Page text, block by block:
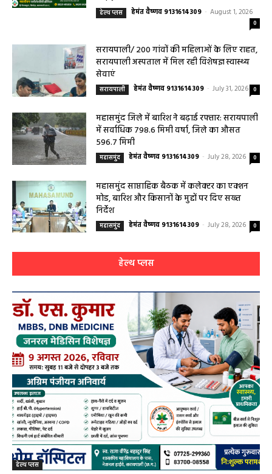
हेल्थ प्लस हेमंत वैष्णव 9131614309 August 1, 2026
0
सरायपाली/ 200 गांवों की महिलाओं के लिए राहत,
सरायपाली अस्पताल में मिल रही विशेषज्ञ स्वास्थ्य
सेवाएं
सरायपाली हेमंत वैष्णव 9131614309 July 31, 2026 0
महासमुंद जिले में बारिश ने बढ़ाई रफ्तार: सरायपाली
में सर्वाधिक 798.6 मिमी वर्षा, जिले का औसत
596.7 मिमी
महासमुंद हेमंत वैष्णव 9131614309 July 28, 2026 0
महासमुंद साप्ताहिक बैठक में कलेक्टर का एक्शन
मोड, बारिश और किसानों के मुद्दों पर दिए सख्त
निर्देश
महासमुंद हेमंत वैष्णव 9131614309 July 28, 2026 0
हेल्थ प्लस
हेल्थ प्लस